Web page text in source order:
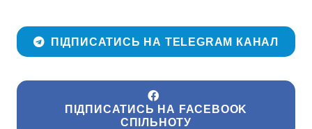
ПІДПИСАТИСЬ НА TELEGRAM КАНАЛ
ПІДПИСАТИСЬ НА FACEBOOK
СПІЛЬНОТУ